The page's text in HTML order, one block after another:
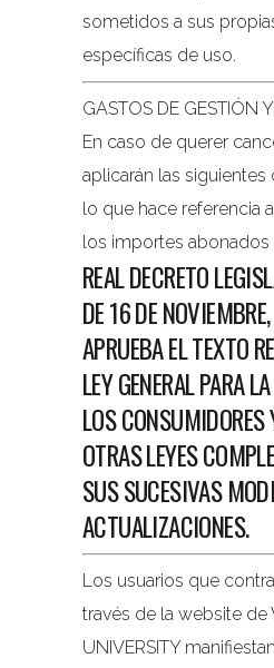
sometidos a sus
específicas de uso.
GASTOS DE GESTIÓN
En caso de querer
aplicarán las
lo que hace referencia
los importes abonados
REAL DECRETO
DE 16 DE
APRUEBA EL TEXTO
LEY GENERAL PARA
LOS
OTRAS LEYES
SUS SUCESIVAS
ACTUALIZACIONES.
Los usuarios que
través de la website de
UNIVERSITY